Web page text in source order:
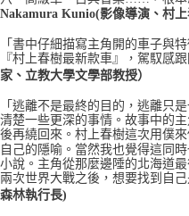
Nakamura Kunio(影像導演、村
「書中仔細描寫主角開的車子與
『村上春樹最新款車』，駕馭感
家、立教大學文學部教授）
「逃離不是最終的目的，逃離只
清楚一些更深的事情。故事中的
後再繞回來。村上春樹這次用僕
自己的隱喻。當然我也覺得這同
小說。主角從那麼邊陲的北海道
兩次世界大戰之後，想要找到自己
森林執行長)